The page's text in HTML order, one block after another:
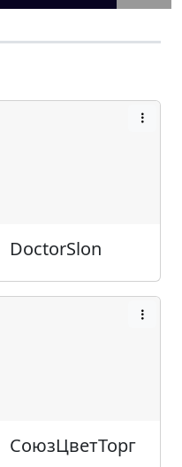
DoctorSlon
СоюзЦветТорг